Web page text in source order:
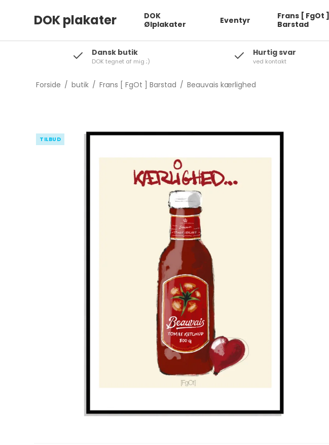
DOK plakater
DOK
Ølplakater
Eventyr
Frans [ FgOt ]
Barstad
Dansk butik
DOK tegnet af mig ;)
Hurtig svar
ved kontakt
Forside / butik / Frans [ FgOt ] Barstad / Beauvais kærlighed
TILBUD